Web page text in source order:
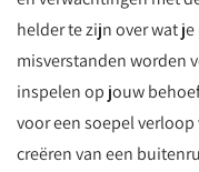
helder te zijn over wat
misverstanden worden
inspelen op jouw
voor een soepel
creëren van een